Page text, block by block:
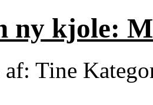
ny kjole:
af: Tine